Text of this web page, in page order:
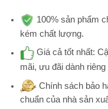
100% sản phẩm
kém chất lượng.
Giá cả tốt nhất:
mãi, ưu đãi dành
Chính sách bảo
chuẩn của nhà sản